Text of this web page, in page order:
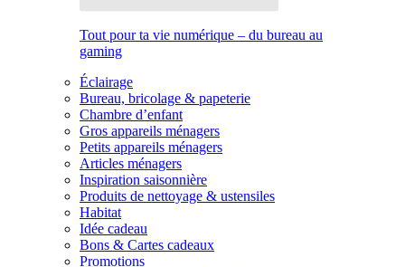
Tout pour ta vie numérique – du bureau au
gaming
Éclairage
Bureau, bricolage & papeterie
Chambre d’enfant
Gros appareils ménagers
Petits appareils ménagers
Articles ménagers
Inspiration saisonnière
Produits de nettoyage & ustensiles
Habitat
Idée cadeau
Bons & Cartes cadeaux
Promotions